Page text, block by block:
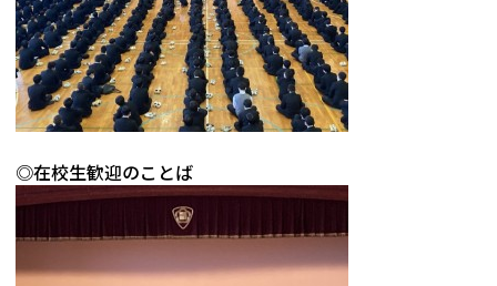
◎在校生歓迎のことば